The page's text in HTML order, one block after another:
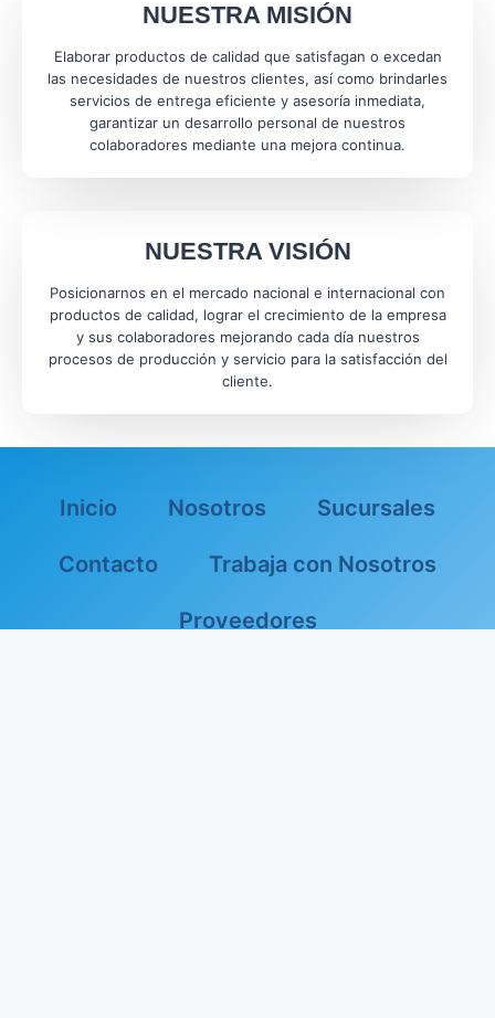
NUESTRA MISIÓN
Elaborar productos de calidad que satisfagan o excedan
las necesidades de nuestros clientes, así como brindarles
servicios de entrega eficiente y asesoría inmediata,
garantizar un desarrollo personal de nuestros
colaboradores mediante una mejora continua.
NUESTRA VISIÓN
Posicionarnos en el mercado nacional e internacional con
productos de calidad, lograr el crecimiento de la empresa
y sus colaboradores mejorando cada día nuestros
procesos de producción y servicio para la satisfacción del
cliente.
Inicio Nosotros Sucursales
Contacto Trabaja con Nosotros
Proveedores